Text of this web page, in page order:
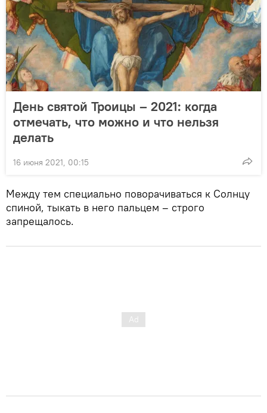
День святой Троицы – 2021: когда
отмечать, что можно и что нельзя
делать
16 июня 2021, 00:15
Между тем специально поворачиваться к Солнцу
спиной, тыкать в него пальцем – строго
запрещалось.